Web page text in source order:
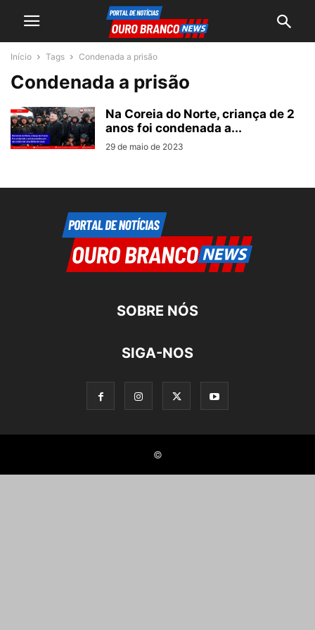
Início Tags Condenada a prisão
Condenada a prisão
Na Coreia do Norte, criança de 2
anos foi condenada a...
29 de maio de 2023
SOBRE NÓS
SIGA-NOS
©